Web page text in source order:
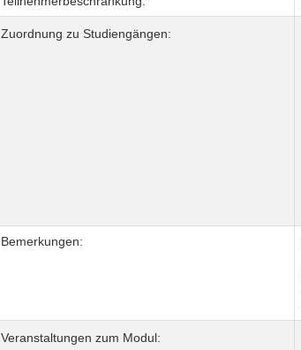
Zuordnung zu Studiengängen:
Bemerkungen:
Veranstaltungen zum Modul: